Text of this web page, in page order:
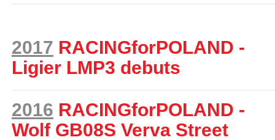
2017 RACINGforPOLAND -
Ligier LMP3 debuts
2016 RACINGforPOLAND -
Wolf GB08S Verva Street